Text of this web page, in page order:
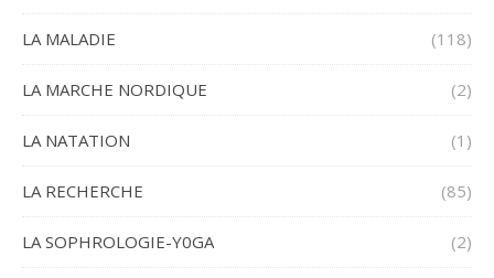
LA MALADIE (118)
LA MARCHE NORDIQUE (2)
LA NATATION (1)
LA RECHERCHE (85)
LA SOPHROLOGIE-Y0GA (2)